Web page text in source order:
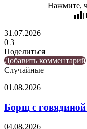
Нажмите,
31.07.2026
0 3
Поделиться
Twitter
LinkedIn
Tumblr
Reddit
Вконтакте
Одноклассники
Skype
Messenger
Messenger
WhatsApp
Telegram
Viber
Line
Поделиться
через
почту
Печатать
Добавить комментарий
Случайные
Борщ
говядиной
и
машем.
01.08.2026
Борщ с
Жульен
04.08.2026